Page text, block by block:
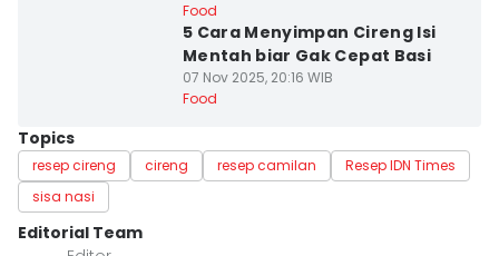
Food
5 Cara Menyimpan Cireng Isi
Mentah biar Gak Cepat Basi
07 Nov 2025, 20:16 WIB
Food
Topics
resep cireng cireng resep camilan
Resep IDN Times
sisa nasi
Editorial Team